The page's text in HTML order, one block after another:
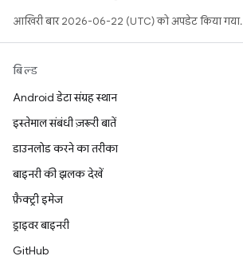
आखिरी बार 2026-06-22 (UTC) को अपडेट किया गया.
बिल्ड
Android डेटा संग्रह स्थान
इस्तेमाल संबंधी ज़रूरी बातें
डाउनलोड करने का तरीका
बाइनरी की झलक देखें
फ़ैक्ट्री इमेज
ड्राइवर बाइनरी
GitHub